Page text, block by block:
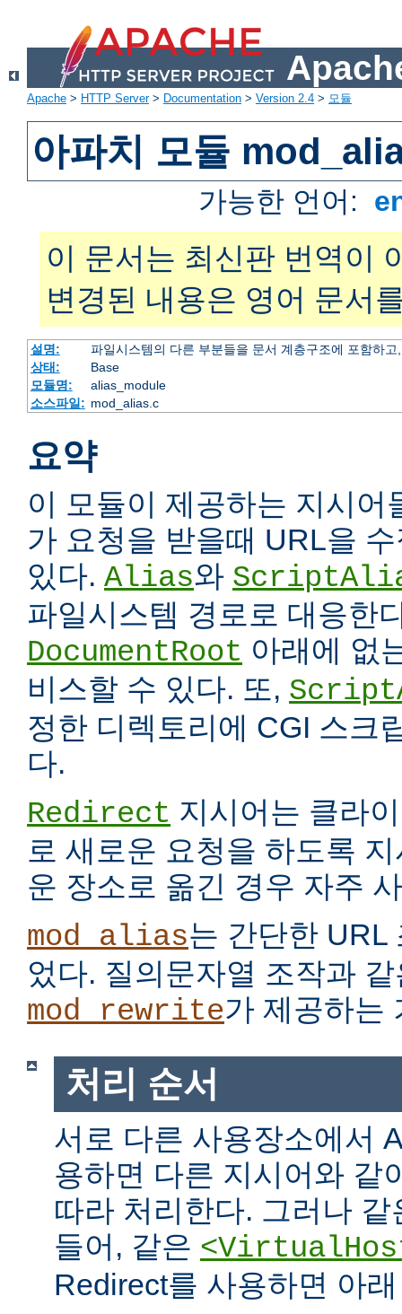
Apache > HTTP Server> Documentation > Version 2.4 > 모듈
아파치 모듈
가능한 언어:
이 문서는 최신판 번역이
변경된 내용은 영어 문서
설명:
파일시스템의 다른 부분들을 문서 계층구조에 포함하
상태:
Base
모듈명:
alias_module
소스파일: mod_alias.c
요약
이 모듈이 제공하는 지시어
가 요청을 받을때 URL을
있다. Alias와
파일시스템 경로로 대응한
DocumentRoot 아래에 없
비스할 수 있다. 또,
정한 디렉토리에 CGI 스크
다.
Redirect 지시어는 클라
로 새로운 요청을 하도록
운 장소로 옮긴 경우 자주
mod_alias는 간단한 URL
었다. 질의문자열 조작과
mod_rewrite가 제공하는
처리 순서
서로 다른 사용장소에서
용하면 다른 지시어와 같
따라 처리한다. 그러나
들어, 같은
Redirect를 사용하면 아